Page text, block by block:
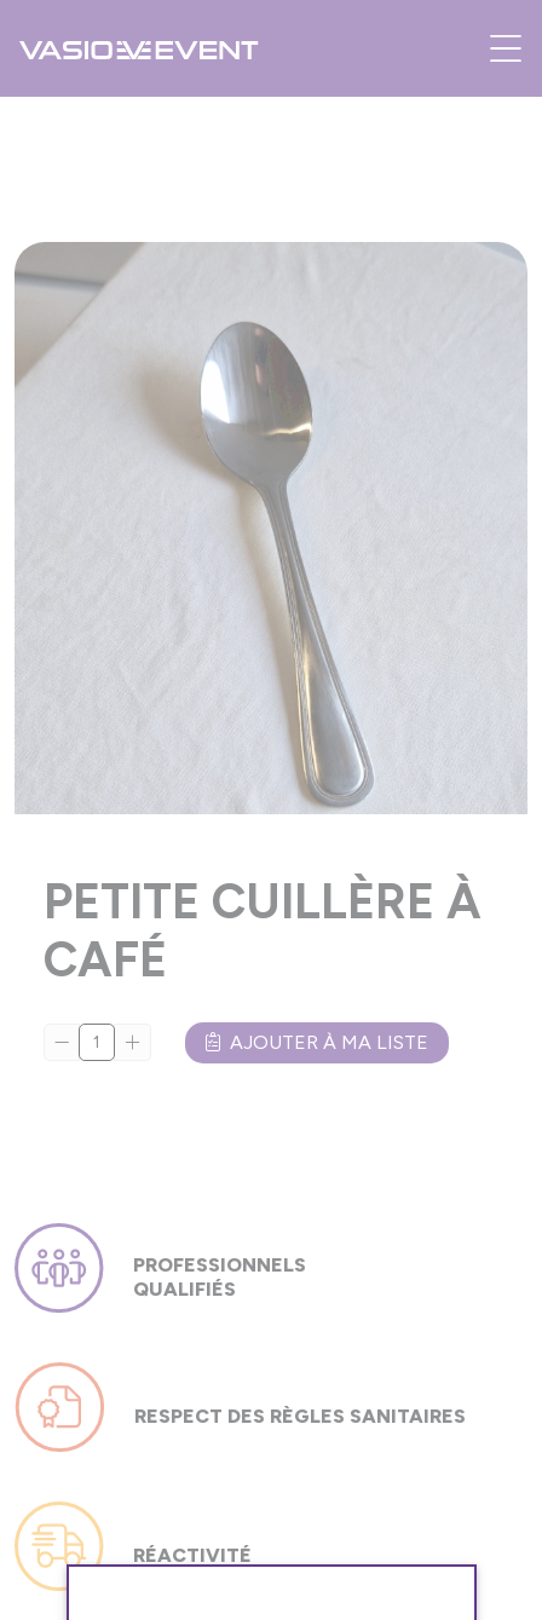
PETITE CUILLÈRE À
CAFÉ
AJOUTER À MA LISTE
PROFESSIONNELS
QUALIFIÉS
RESPECT DES RÈGLES SANITAIRES
RÉACTIVITÉ